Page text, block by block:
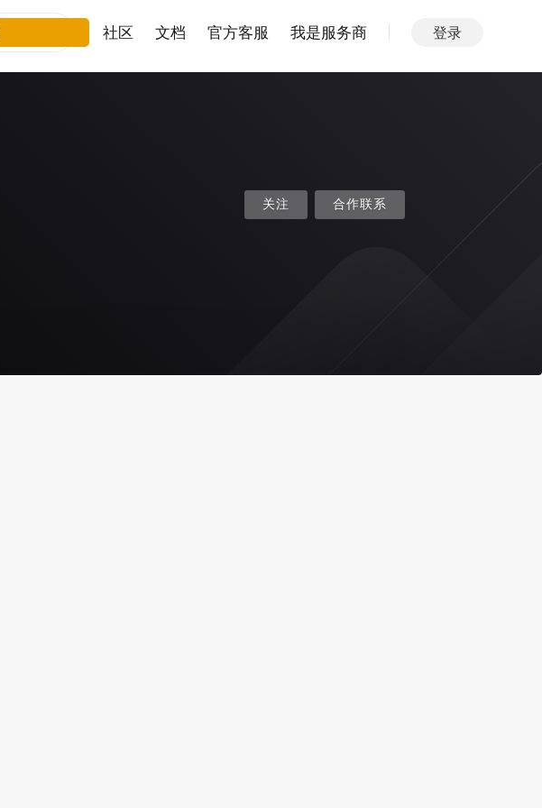
社区 文档 官方客服 我是服务商 登录
关注 合作联系